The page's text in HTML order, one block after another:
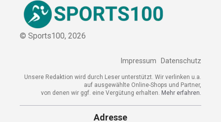
© Sports100,2026
Unsere Redaktion wird durch Leser unterstützt. Wir verlinken